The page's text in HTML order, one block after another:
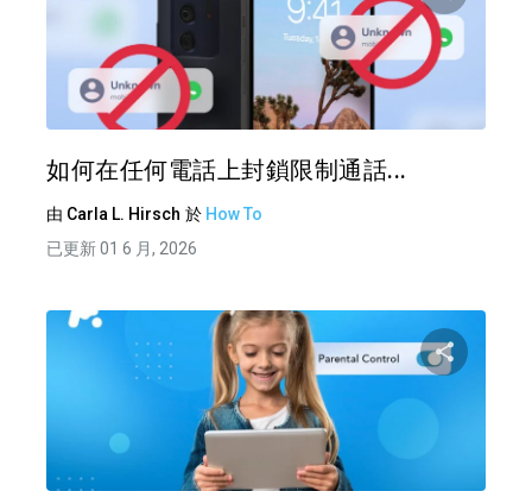
如何在任何電話上封鎖限制通話...
由 Carla L. Hirsch 於 How To
已更新 01 6 月, 2026